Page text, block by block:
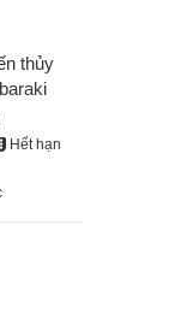
thủy
Hết hạn